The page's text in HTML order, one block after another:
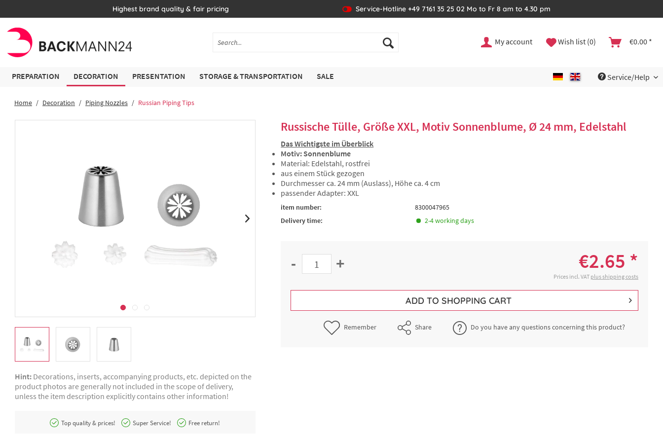
Highest brand quality & fair pricing Service-Hotline +49 7161 35 25 02 Mo to Fr 8 am to 4.30 pm
My account Wish list (0) €0.00 *
PREPARATION DECORATION PRESENTATION STORAGE & TRANSPORTATION SALE Service/Help
Home Decoration Piping Nozzles Russian Piping Tips
Hint: Decorations, inserts, accompanying products, etc. depicted on the
product photos are generally not included in the scope of delivery,
unless the item description explicitly contains other information!
Top quality & prices! Super Service! Free return!
Russische Tülle, Größe XXL, Motiv Sonnenblume, Ø 24 mm, Edelstahl
Das Wichtigste im Überblick
Motiv: Sonnenblume
Material: Edelstahl, rostfrei
aus einem Stück gezogen
Durchmesser ca. 24 mm (Auslass), Höhe ca. 4 cm
passender Adapter: XXL
item number:
8300047965
Delivery time:
2-4 working days
€2.65 *
Prices incl. VAT plus shipping costs
- +
ADD TO SHOPPING CART
Remember Share Do you have any questions concerning this product?